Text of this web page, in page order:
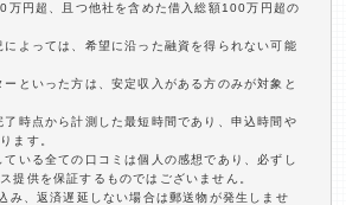
万円超、且つ他社を含めた借入総額100万円超の
よっては、希望に沿った融資を得られない可能
といった方は、安定収入がある方のみが対象と
時点から計測した最短時間であり、申込時間や
ます。
いる全ての口コミは個人の感想であり、必ずし
提供を保証するものではございません。
み、返済遅延しない場合は郵送物が発生しませ